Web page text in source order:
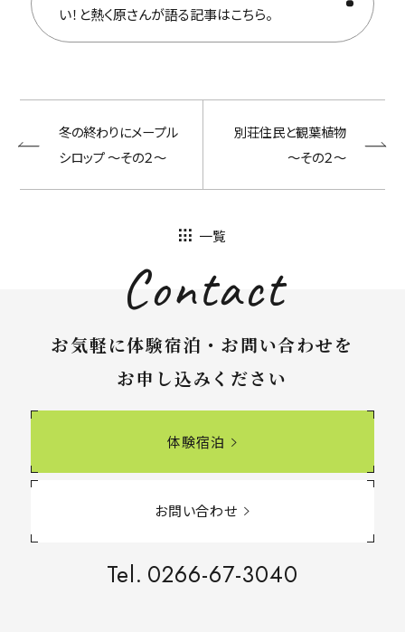
い！と熱く原さんが語る記事はこちら。
冬の終わりにメープル
シロップ 〜その２〜
別荘住民と観葉植物
〜その２〜
一覧
Contact
お気軽に体験宿泊・お問い合わせを
お申し込みください
体験宿泊
お問い合わせ
Tel. 0266-67-3040